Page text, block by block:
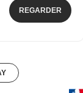
REGARDER